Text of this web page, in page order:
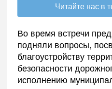
Читайте нас в
Во время встречи
подняли вопросы,
благоустройству
безопасности
исполнению